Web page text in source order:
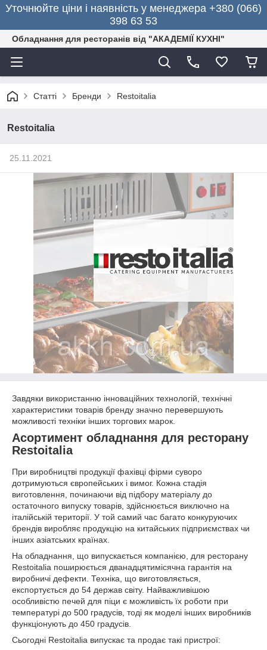
Уточнюйте ціни і наявність у менеджера +380 (066)
398 63 53
Обладнання для ресторанів від "АКАДЕМІЇ КУХНІ"
Статті Бренди Restoitalia
Restoitalia
25.11.2021
Завдяки використанню інноваційних технологій, технічні
характеристики товарів бренду значно перевершують
можливості техніки інших торгових марок.
Асортимент обладнання для ресторану
Restoitalia
При виробництві продукції фахівці фірми суворо
дотримуються європейських і вимог. Кожна стадія
виготовлення, починаючи від підбору матеріалу до
остаточного випуску товарів, здійснюється виключно на
італійській території. У той самий час багато конкуруючих
брендів виробляє продукцію на китайських підприємствах чи
інших азіатських країнах.
На обладнання, що випускається компанією, для ресторану
Restoitalia поширюється дванадцятимісячна гарантія на
виробничі дефекти. Техніка, що виготовляється,
експортується до 54 держав світу. Найважливішою
особливістю печей для піци є можливість їх роботи при
температурі до 500 градусів, тоді як моделі інших виробників
функціонують до 450 градусів.
Сьогодні Restoitalia випускає та продає такі пристрої: